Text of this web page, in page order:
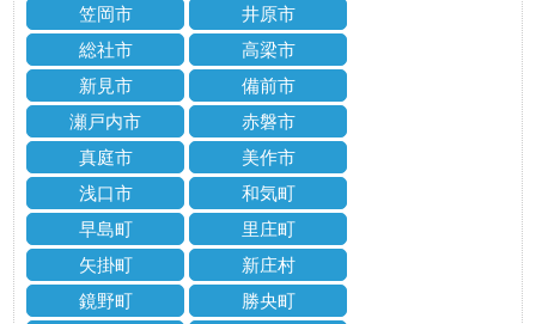
笠岡市
井原市
総社市
高梁市
新見市
備前市
瀬戸内市
赤磐市
真庭市
美作市
浅口市
和気町
早島町
里庄町
矢掛町
新庄村
鏡野町
勝央町